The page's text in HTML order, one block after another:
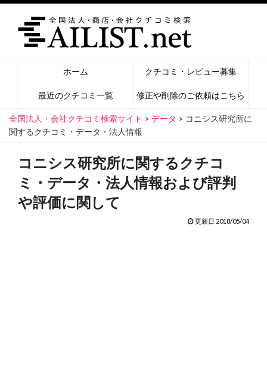
ホーム クチコミ・レビュー募集
最近のクチコミ一覧 修正や削除のご依頼はこちら
全国法人・会社クチコミ検索サイト > データ > コニシス研究所に
関するクチコミ・データ・法人情報
コニシス研究所に関するクチコ
ミ・データ・法人情報および評判
や評価に関して
更新日 2018/05/04